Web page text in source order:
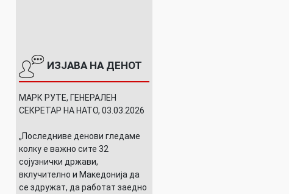
ИЗЈАВА НА ДЕНОТ
МАРК РУТЕ, ГЕНЕРАЛЕН
СЕКРЕТАР НА НАТО, 03.03.2026
„Последниве денови гледаме
колку е важно сите 32
сојузнички држави,
вклучително и Македонија да
се здружат, да работат заедно